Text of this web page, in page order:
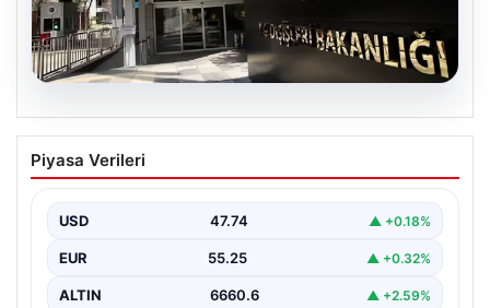
07.08.2026
Dışişleri Sözcüsü Keçeli’den
Yunanistan açıklaması. “Ülkemiz
doğurmayacaktır”
Piyasa Verileri
USD 47.74 ▲ +0.18%
EUR 55.25 ▲ +0.32%
ALTIN 6660.6 ▲ +2.59%